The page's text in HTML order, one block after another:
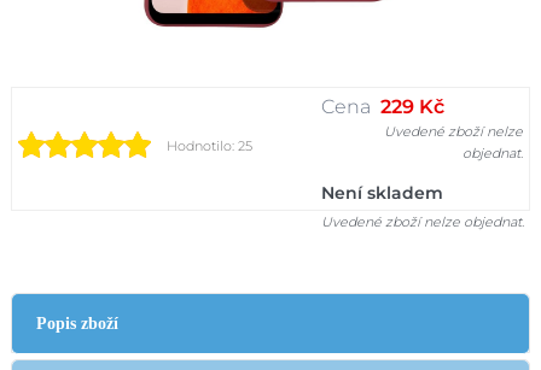
Hodnotilo: 25
Cena 229 Kč
Uvedené zboží nelze
objednat.
Není skladem
Uvedené zboží nelze objednat.
Popis zboží